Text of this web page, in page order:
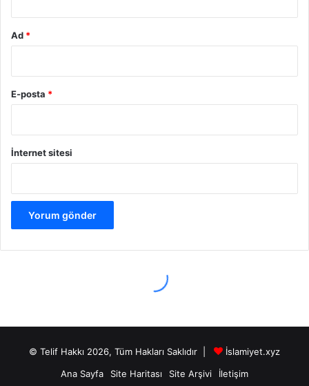
© Telif Hakkı 2026, Tüm Hakları Saklıdır |
İslamiyet.xyz
Ana Sayfa
Site Haritası Site Arşivi İletişim